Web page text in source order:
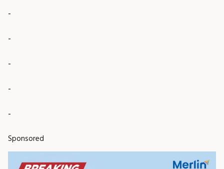
-
-
-
-
-
Sponsored